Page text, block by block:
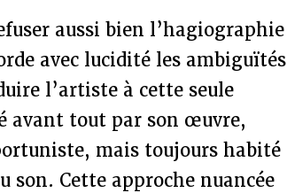
aussi bien l’hagiographie
avec lucidité les ambiguïtés
l’artiste à cette seule
avant tout par son œuvre,
mais toujours habité
son. Cette approche nuancée